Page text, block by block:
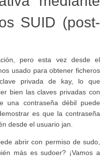
SUID (post-
pero esta vez desde el
usado para obtener ficheros
privada de kay, lo que
bien las claves privadas con
una contraseña débil puede
es que la contraseña
desde el usuario jan.
abrir con permiso de sudo,
más es sudoer? ¡Vamos a